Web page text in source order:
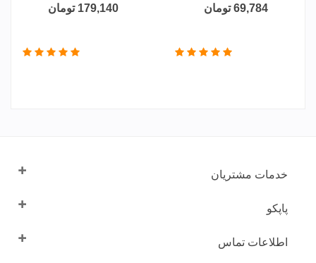
69,784 تومان 179,140 تومان
خدمات مشتریان
پاپکو
اطلاعات تماس